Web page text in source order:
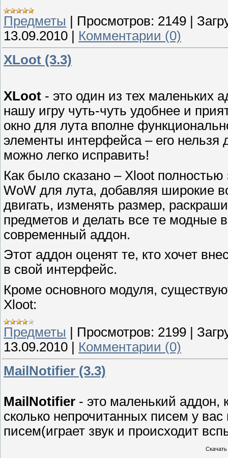
Предметы Просмотров: 2149
13.09.2010
Комментарии (0)
XLoot (3.3)
XLoot - это один из тех маленьких
нашу игру чуть-чуть удобнее и
окно для лута вполне
элементы интерфейса – его нельзя
можно легко исправить!
Как было сказано – Xloot полностью
WoW для лута, добавляя широкие
двигать, изменять размер,
предметов и делать все те модные
современный аддон.
Этот аддон оценят те, кто хочет
в свой интерфейс.
Кроме основного модуля,
Xloot:
Предметы | Просмотров: 2199 |
13.09.2010 | Комментарии (0)
MailNotifier (3.3)
MailNotifier - это маленький аддон,
сколько непрочитанных писем у
писем(играет звук и происходит
Скачать